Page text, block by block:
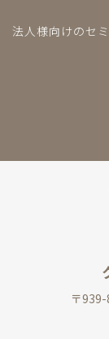
法人様向けのセ
〒